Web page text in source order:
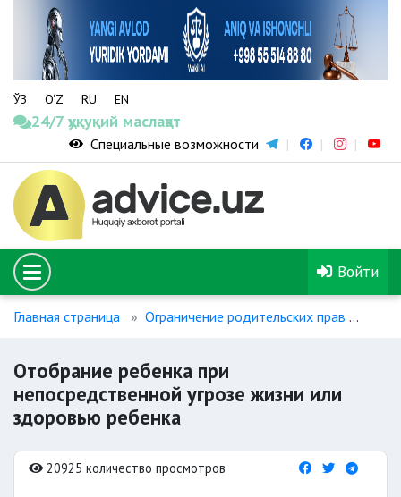
ЎЗ O‘Z RU EN
24/7 ҳуқуқий маслаҳат
Специальные возможности
Войти
Главная страница Ограничение родительских прав
Отобрание ребенка при
непосредственной угрозе жизни или
здоровью ребенка
20925 количество просмотров